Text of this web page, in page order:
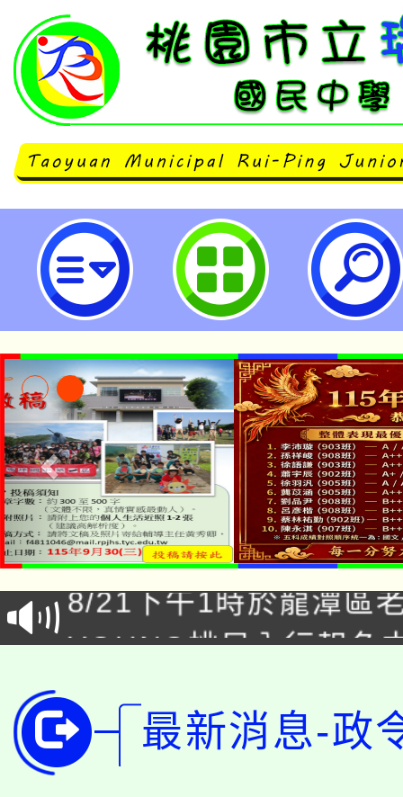
登革熱防治宣導-桃園市立瑞坪國民
「本色祭」8/29、30在
場熱烈登場!
8/21下午1時於龍潭區
徵才活動。
YOUNG桃局內行報名
開!
115年桃園市運動會8/
田徑場及游泳池舉行。
桃園市低收入戶享有免
最新消息-政